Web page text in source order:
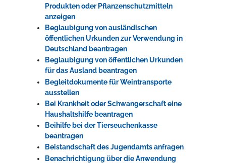
Produkten oder Pflanzenschutzmitteln
anzeigen
Beglaubigung von ausländischen
öffentlichen Urkunden zur Verwendung in
Deutschland beantragen
Beglaubigung von öffentlichen Urkunden
für das Ausland beantragen
Begleitdokumente für Weintransporte
ausstellen
Bei Krankheit oder Schwangerschaft eine
Haushaltshilfe beantragen
Beihilfe bei der Tierseuchenkasse
beantragen
Beistandschaft des Jugendamts anfragen
Benachrichtigung über die Anwendung